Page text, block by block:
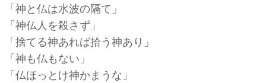
「神と仏は水波の隔て」
「神仏人を殺さず」
「捨てる神あれば拾う神あり」
「神も仏もない」
「仏ほっとけ神かまうな」